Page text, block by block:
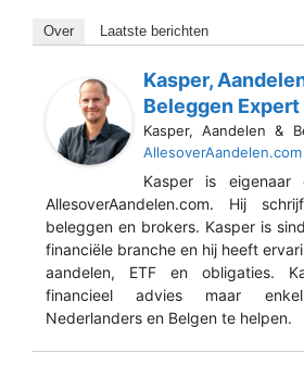
Over Laatste berichten
Kasper,
Beleggen Expert
Kasper, Aandelen &
AllesoverAandelen.com
Kasper is eigenaar
AllesoverAandelen.com. Hij
beleggen en brokers. Kasper is
financiële branche en hij heeft
aandelen, ETF en obligaties.
financieel advies maar
Nederlanders en Belgen te helpen.